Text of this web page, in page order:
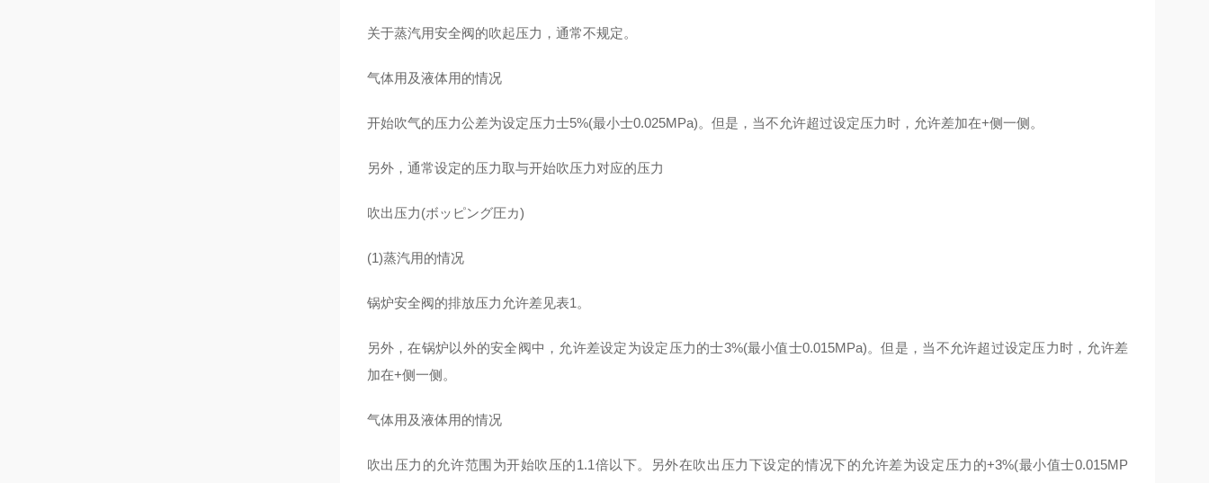
关于蒸汽用安全阀的吹起压力，通常不规定。
气体用及液体用的情况
开始吹气的压力公差为设定压力士5%(最小士0.025MPa)。但是，当不允许超过设定压力时，允许差加在+侧一侧。
另外，通常设定的压力取与开始吹压力对应的压力
吹出压力(ボッピング圧カ)
(1)蒸汽用的情况
锅炉安全阀的排放压力允许差见表1。
另外，在锅炉以外的安全阀中，允许差设定为设定压力的士3%(最小值士0.015MPa)。但是，当不允许超过设定压力时，允许差
加在+侧一侧。
气体用及液体用的情况
吹出压力的允许范围为开始吹压的1.1倍以下。另外在吹出压力下设定的情况下的允许差为设定压力的+3%(最小值士0.015MP